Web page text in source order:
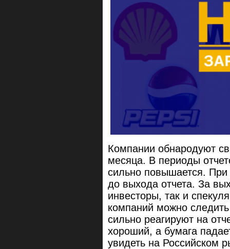
Компании обнародуют
месяца. В периоды
сильно повышается.
до выхода отчета. За
инвесторы, так и
компаний можно
сильно реагируют на
хороший, а бумага
увидеть на Российском